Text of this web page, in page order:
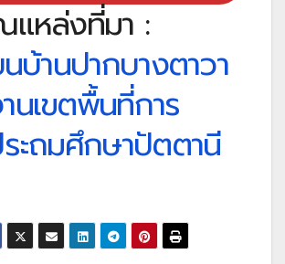
หล่งที่มา :
นบ้านปากบางตาวา
นเขตพื้นที่การ
ะถมศึกษาปัตตานี